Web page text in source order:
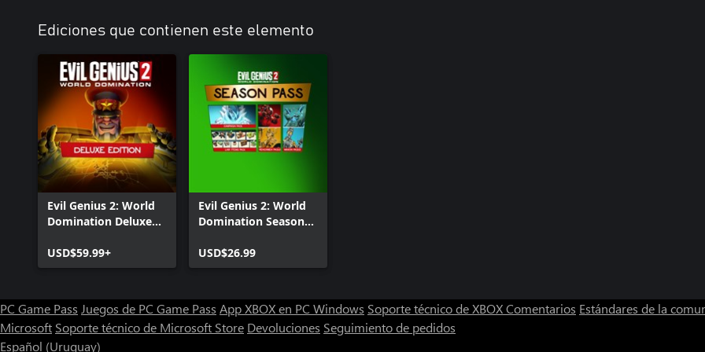
Ediciones que contienen este elemento
Evil Genius 2: World
Domination Deluxe
USD$59.99+
Evil Genius 2: World
Domination Season
USD$26.99
PC Game Pass Juegos de PC Game Pass App XBOX en PC Windows Soporte técnico de XBOXComentarios Estándares de la
Microsoft Soporte técnico de Microsoft Store Devoluciones Seguimiento de pedidos
Español (Uruguay)